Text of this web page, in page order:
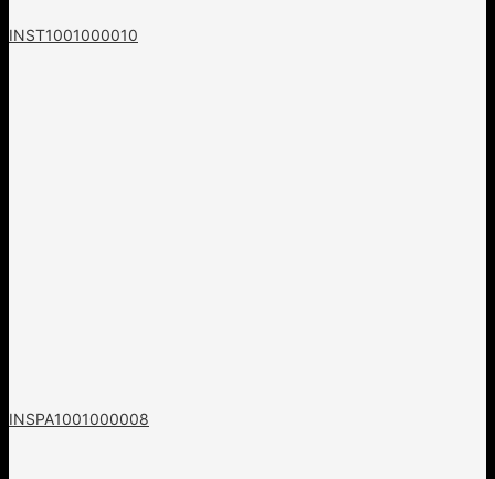
INST1001000010
INSPA1001000008